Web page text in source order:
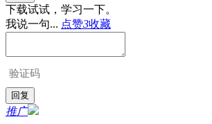
下载试试，学习一下。
我说一句... 点赞3收藏
推广